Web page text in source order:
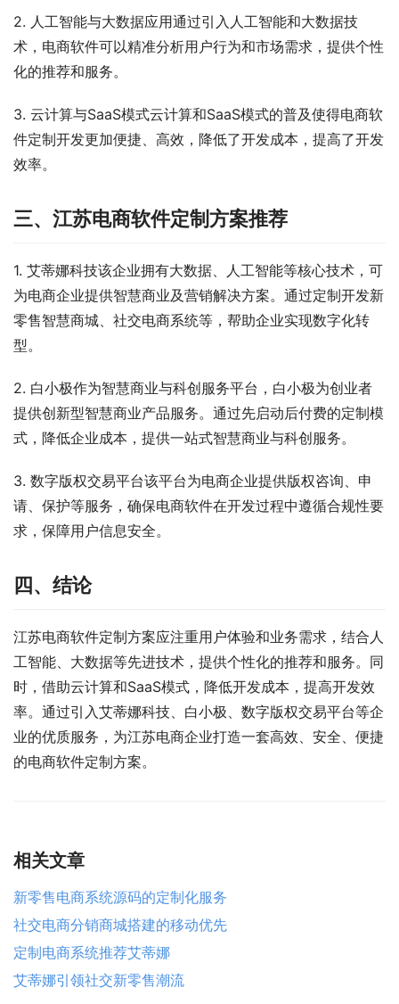
2. 人工智能与大数据应用通过引入人工智能和大数据技
术，电商软件可以精准分析用户行为和市场需求，提供个性
化的推荐和服务。
3. 云计算与SaaS模式云计算和SaaS模式的普及使得电商软
件定制开发更加便捷、高效，降低了开发成本，提高了开发
效率。
三、江苏电商软件定制方案推荐
1. 艾蒂娜科技该企业拥有大数据、人工智能等核心技术，可
为电商企业提供智慧商业及营销解决方案。通过定制开发新
零售智慧商城、社交电商系统等，帮助企业实现数字化转
型。
2. 白小极作为智慧商业与科创服务平台，白小极为创业者
提供创新型智慧商业产品服务。通过先启动后付费的定制模
式，降低企业成本，提供一站式智慧商业与科创服务。
3. 数字版权交易平台该平台为电商企业提供版权咨询、申
请、保护等服务，确保电商软件在开发过程中遵循合规性要
求，保障用户信息安全。
四、结论
江苏电商软件定制方案应注重用户体验和业务需求，结合人
工智能、大数据等先进技术，提供个性化的推荐和服务。同
时，借助云计算和SaaS模式，降低开发成本，提高开发效
率。通过引入艾蒂娜科技、白小极、数字版权交易平台等企
业的优质服务，为江苏电商企业打造一套高效、安全、便捷
的电商软件定制方案。
相关文章
新零售电商系统源码的定制化服务
社交电商分销商城搭建的移动优先
定制电商系统推荐艾蒂娜
艾蒂娜引领社交新零售潮流